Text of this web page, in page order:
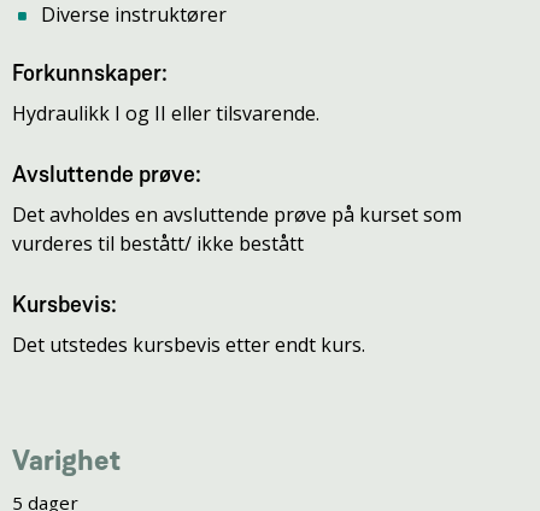
Diverse instruktører
Forkunnskaper:
Hydraulikk I og II eller tilsvarende.
Avsluttende prøve:
Det avholdes en avsluttende prøve på kurset som
vurderes til bestått/ ikke bestått
Kursbevis:
Det utstedes kursbevis etter endt kurs.
Varighet
5 dager